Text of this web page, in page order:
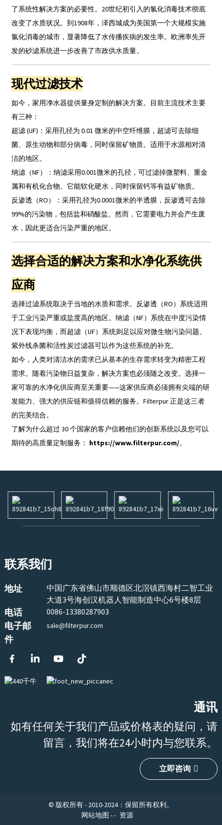
了系统性解决方案的必要性。20世纪初引入的氯化消毒技术彻底
改变了水质状况。到1908年，泽西城成为美国第一个大规模实施
氯化消毒的城市，显著降低了水传播疾病的发生率。欧洲率先开
发的砂滤系统进一步改善了市政供水质量。
现代过滤技术
如今，家用净水器提供量身定制的解决方案。目前主流技术主要
有三种：
超滤 (UF)：采用孔径为 0.01 微米的中空纤维膜，超滤可去除细
菌、原生动物和部分病毒，同时保留矿物质。适用于水源相对清
洁的地区。
纳滤（NF）：纳滤采用0.001微米的孔径，可过滤掉微塑料、重金
属和有机化合物。它能软化硬水，同时保留钙等有益矿物质。
反渗透（RO）：采用孔径为0.0001微米的半透膜，反渗透可去除
99%的污染物，包括盐和硝酸盐。然而，它需要电力并会产生废
水，因此更适合污染严重的地区。
选择合适的解决方案和水净化系统供
应商
选择过滤系统取决于当地的水质和需求。反渗透（RO）系统适用
于工业污染严重或盐度高的地区。纳滤（NF）系统在中度污染情
况下表现均衡，而超滤（UF）系统则足以应对微生物污染问题。
紫外线杀菌和活性炭过滤器可以作为这些系统的补充。
如今，人类对清洁水的需求已从基本的生存需求转变为精密工程
需求。随着污染物日益复杂，解决方案也必须随之改变。选择一
家可靠的水净化供应商至关重要——这家供应商必须拥有尖端的研
发能力、强大的供应链和值得信赖的服务。Filterpur 正是这三者
的完美结合。
了解为什么超过 30 个国家的客户信赖他们的创新系统以及您可以
期待的高质量定制服务： https://www.filterpur.com/。
联系我们
地址
中国广东省佛山市顺德区北滘镇西海村二智工业
大道3号海创汉机器人智能制造中心6号楼8层
电话 0086-13380287903
电子邮
件
sale@filterpur.com
通讯
如有任何关于我们产品或价格表的疑问，请
留言，我们将在24小时内与您联系。
立即咨询
© 版权所有 - 2010-2024：保留所有权利。
网站地图 -- 资源